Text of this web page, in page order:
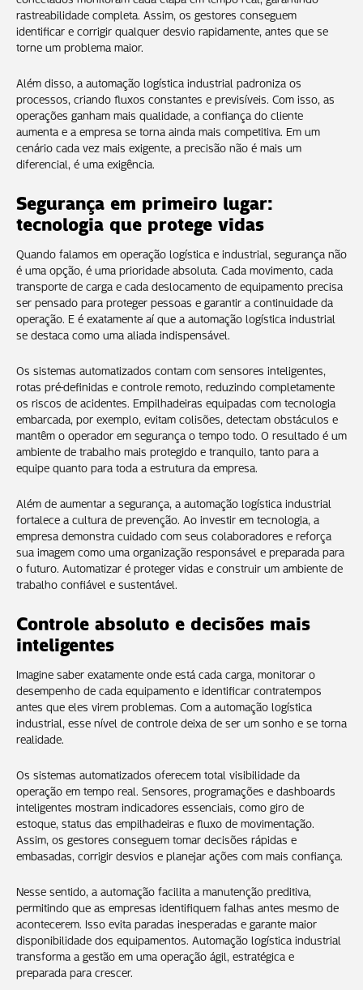
rastreabilidade completa. Assim, os gestores conseguem
identificar e corrigir qualquer desvio rapidamente, antes que se
torne um problema maior.
Além disso, a automação logística industrial padroniza os
processos, criando fluxos constantes e previsíveis. Com isso, as
operações ganham mais qualidade, a confiança do cliente
aumenta e a empresa se torna ainda mais competitiva. Em um
cenário cada vez mais exigente, a precisão não é mais um
diferencial, é uma exigência.
Segurança em primeiro lugar:
tecnologia que protege vidas
Quando falamos em operação logística e industrial, segurança não
é uma opção, é uma prioridade absoluta. Cada movimento, cada
transporte de carga e cada deslocamento de equipamento precisa
ser pensado para proteger pessoas e garantir a continuidade da
operação. E é exatamente aí que a automação logística industrial
se destaca como uma aliada indispensável.
Os sistemas automatizados contam com sensores inteligentes,
rotas pré-definidas e controle remoto, reduzindo completamente
os riscos de acidentes. Empilhadeiras equipadas com tecnologia
embarcada, por exemplo, evitam colisões, detectam obstáculos e
mantêm o operador em segurança o tempo todo. O resultado é um
ambiente de trabalho mais protegido e tranquilo, tanto para a
equipe quanto para toda a estrutura da empresa.
Além de aumentar a segurança, a automação logística industrial
fortalece a cultura de prevenção. Ao investir em tecnologia, a
empresa demonstra cuidado com seus colaboradores e reforça
sua imagem como uma organização responsável e preparada para
o futuro. Automatizar é proteger vidas e construir um ambiente de
trabalho confiável e sustentável.
Controle absoluto e decisões mais
inteligentes
Imagine saber exatamente onde está cada carga, monitorar o
desempenho de cada equipamento e identificar contratempos
antes que eles virem problemas. Com a automação logística
industrial, esse nível de controle deixa de ser um sonho e se torna
realidade.
Os sistemas automatizados oferecem total visibilidade da
operação em tempo real. Sensores, programações e dashboards
inteligentes mostram indicadores essenciais, como giro de
estoque, status das empilhadeiras e fluxo de movimentação.
Assim, os gestores conseguem tomar decisões rápidas e
embasadas, corrigir desvios e planejar ações com mais confiança.
Nesse sentido, a automação facilita a manutenção preditiva,
permitindo que as empresas identifiquem falhas antes mesmo de
acontecerem. Isso evita paradas inesperadas e garante maior
disponibilidade dos equipamentos. Automação logística industrial
transforma a gestão em uma operação ágil, estratégica e
preparada para crescer.